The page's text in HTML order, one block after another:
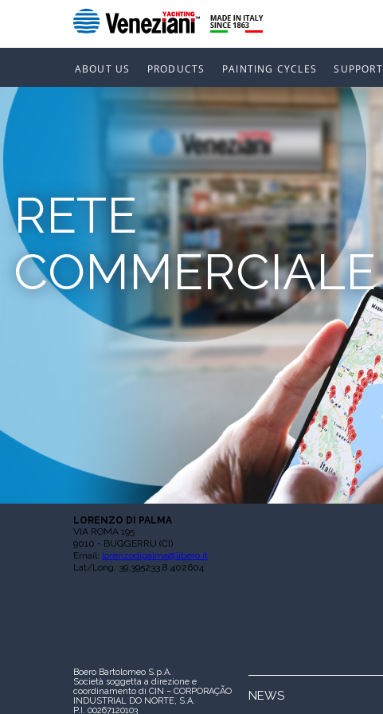
ABOUT US PRODUCTS PAINTING CYCLES SUPPORT
RETE
COMMERCIALE
LORENZO DI PALMA
VIA ROMA 195
9010 - BUGGERRU (CI)
Email: lorenzodipalma@libero.it
Lat/Long: 39.395233,8.402604
Boero Bartolomeo S.p.A.
Società soggetta a direzione e
coordinamento di CIN – CORPORAÇÃO
INDUSTRIAL DO NORTE, S.A.
P.I. 00267120103
NEWS